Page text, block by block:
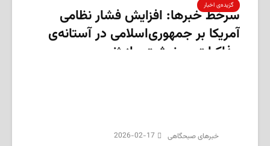
گزیده‌ی‌ اخبار
سرخط خبرها: افزایش فشار نظامی
آمریکا بر جمهوری‌اسلامی در آستانه‌ی
مذاکرات سرنوشت‌ساز ژنو
‌خبرهای صبحگاهی 2026-02-17